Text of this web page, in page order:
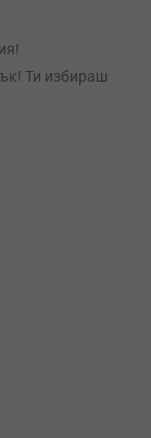
Ти избираш